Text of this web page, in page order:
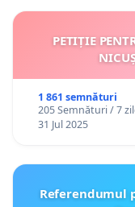
PETIȚIE
1 861 semnături
205 Semnături / 7
31 Jul 2025
Referendumul